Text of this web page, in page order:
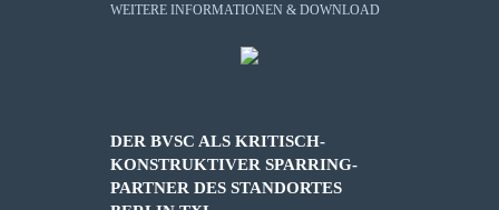
WEITERE INFORMATIONEN & DOWNLOAD
DER BVSC ALS KRITISCH-
KONSTRUKTIVER SPARRING-
PARTNER DES STANDORTES